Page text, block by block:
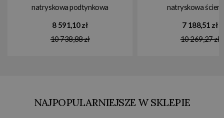
natryskowa podtynkowa
8 591,10 zł
10 738,88 zł
natryskowa
słuchawką i wężem
zewnętrzny antique
7 188,51 zł
10 269,27 zł
NAJPOPULARNIEJSZE W SKLEPIE